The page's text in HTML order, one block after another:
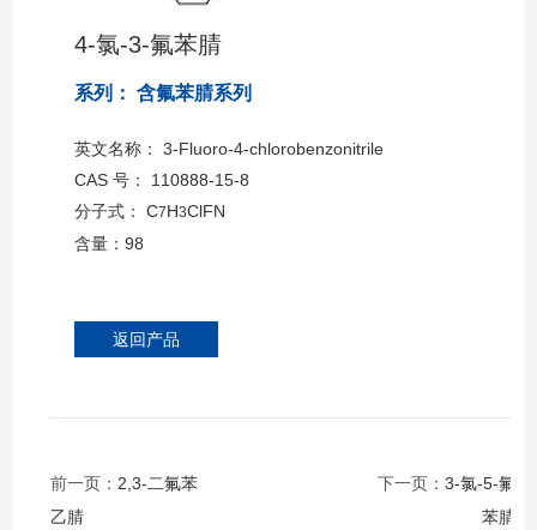
4-氯-3-氟苯腈
系列： 含氟苯腈系列
英文名称： 3-Fluoro-4-chlorobenzonitrile
CAS 号： 110888-15-8
分子式： C7H3ClFN
含量：98
返回产品
前一页：2,3-二氟苯
乙腈
下一页：3-氯-5-氟
苯腈